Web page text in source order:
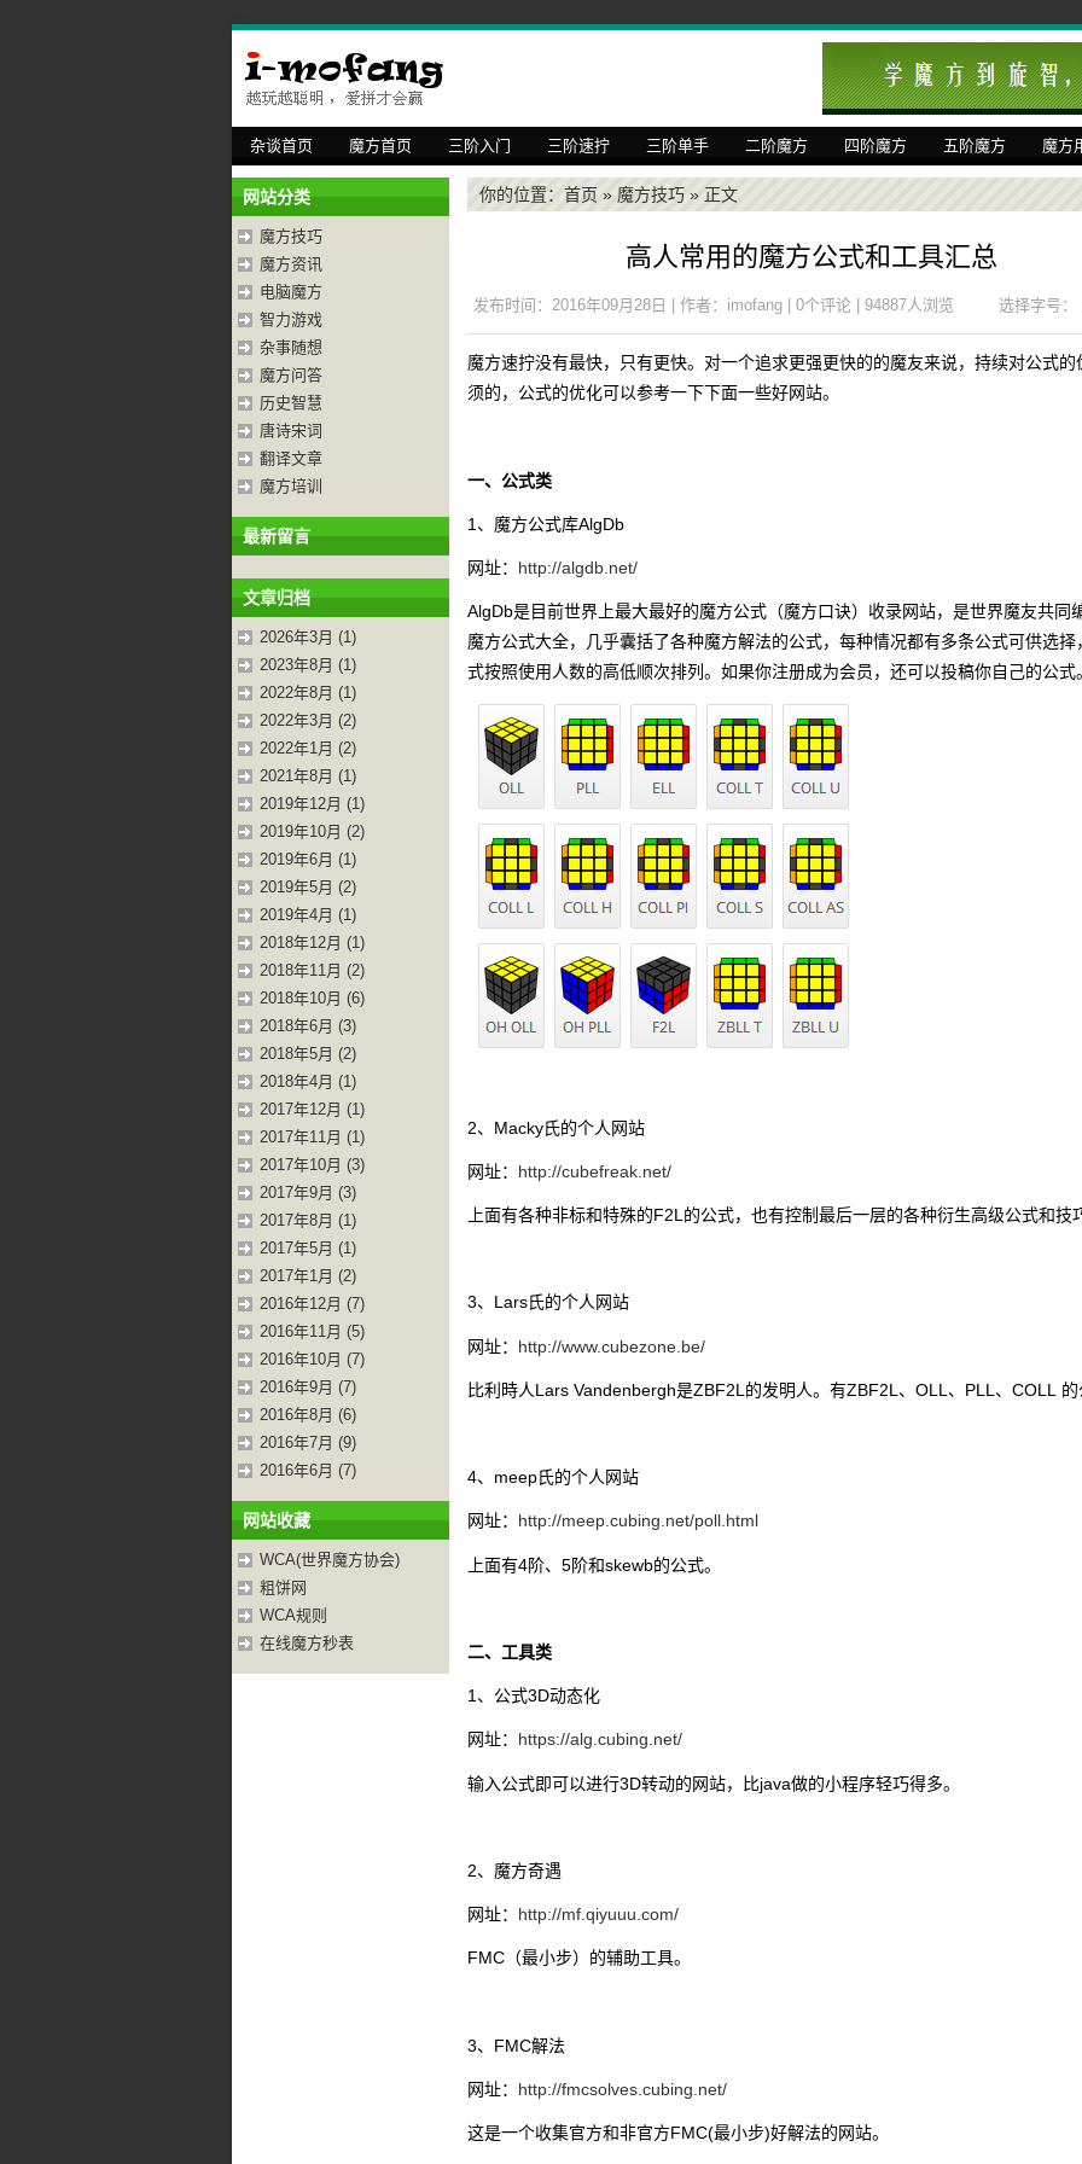
杂谈首页 魔方首页 三阶入门 三阶速拧 三阶单手 二阶魔方 四阶魔方 五阶魔方 魔方
网站分类
魔方技巧
魔方资讯
电脑魔方
智力游戏
杂事随想
魔方问答
历史智慧
唐诗宋词
翻译文章
魔方培训
最新留言
文章归档
2026年3月 (1)
2023年8月 (1)
2022年8月 (1)
2022年3月 (2)
2022年1月 (2)
2021年8月 (1)
2019年12月 (1)
2019年10月 (2)
2019年6月 (1)
2019年5月 (2)
2019年4月 (1)
2018年12月 (1)
2018年11月 (2)
2018年10月 (6)
2018年6月 (3)
2018年5月 (2)
2018年4月 (1)
2017年12月 (1)
2017年11月 (1)
2017年10月 (3)
2017年9月 (3)
2017年8月 (1)
2017年5月 (1)
2017年1月 (2)
2016年12月 (7)
2016年11月 (5)
2016年10月 (7)
2016年9月 (7)
2016年8月 (6)
2016年7月 (9)
2016年6月 (7)
网站收藏
WCA(世界魔方协会)
粗饼网
WCA规则
在线魔方秒表
你的位置： 首页 » 魔方技巧 » 正文
高人常用的魔方公式和工具汇总
选择字号：
发布时间：2016年09月28日 | 作者：imofang | 0个评论 | 94887人浏览
魔方速拧没有最快，只有更快。对一个追求更强更快的的魔友来说，持续对公式的
须的，公式的优化可以参考一下下面一些好网站。
一、公式类
1、魔方公式库AlgDb
网址： http://algdb.net/
AlgDb是目前世界上最大最好的魔方公式（魔方口诀）收录网站，是世界魔友共同
魔方公式大全，几乎囊括了各种魔方解法的公式，每种情况都有多条公式可供选择
式按照使用人数的高低顺次排列。如果你注册成为会员，还可以投稿你自己的公式。
2、Macky氏的个人网站
网址： http://cubefreak.net/
上面有各种非标和特殊的F2L的公式，也有控制最后一层的各种衍生高级公式和技
3、Lars氏的个人网站
网址： http://www.cubezone.be/
比利時人Lars Vandenbergh是ZBF2L的发明人。有ZBF2L、OLL、PLL、COLL 的
4、meep氏的个人网站
网址： http://meep.cubing.net/poll.html
上面有4阶、5阶和skewb的公式。
二、工具类
1、公式3D动态化
网址： https://alg.cubing.net/
输入公式即可以进行3D转动的网站，比java做的小程序轻巧得多。
2、魔方奇遇
网址： http://mf.qiyuuu.com/
FMC（最小步）的辅助工具。
3、FMC解法
网址： http://fmcsolves.cubing.net/
这是一个收集官方和非官方FMC(最小步)好解法的网站。